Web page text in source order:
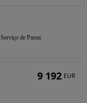
Serviço de Pneus
9 192 EUR